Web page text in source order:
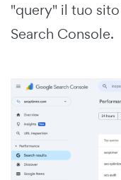
"query" il tuo
Search Console.